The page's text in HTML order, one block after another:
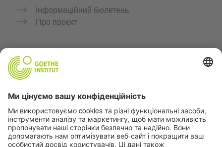
Інформаційний бюлетень
Про проєкт
Додаткові вебсайти
Community “Deutsch für dich”
Практикуйте німецьку безкоштовно
Курси німецької мови Goethe-Institut
Портал для вчителів «Deutschstunde»